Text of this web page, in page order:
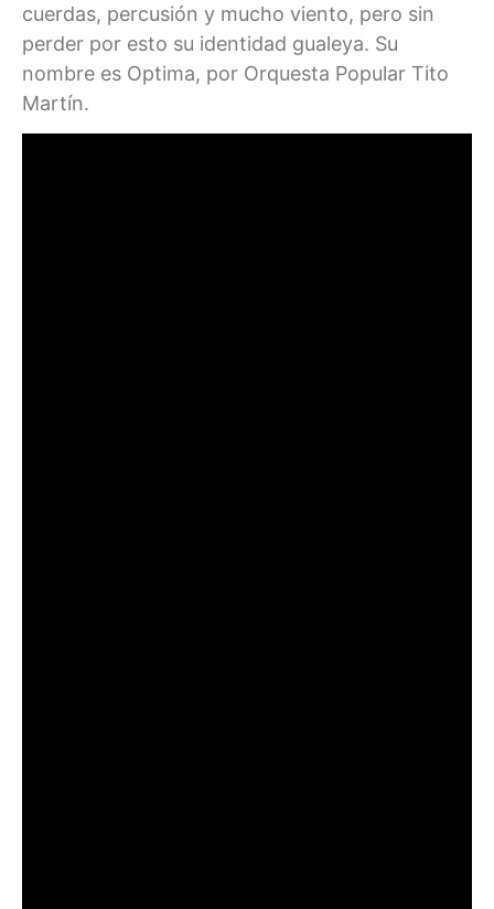
cuerdas, percusión y mucho viento, pero sin
perder por esto su identidad gualeya. Su
nombre es Optima, por Orquesta Popular Tito
Martín.